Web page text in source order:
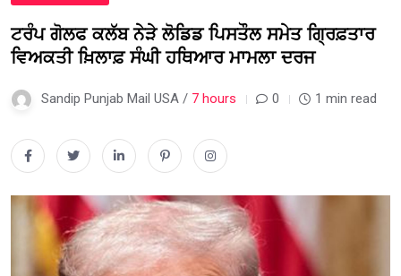
ਟਰੰਪ ਗੋਲਫ ਕਲੱਬ ਨੇੜੇ ਲੋਡਿਡ ਪਿਸਤੌਲ ਸਮੇਤ ਗ੍ਰਿਫ਼ਤਾਰ
ਵਿਅਕਤੀ ਖ਼ਿਲਾਫ਼ ਸੰਘੀ ਹਥਿਆਰ ਮਾਮਲਾ ਦਰਜ
Sandip Punjab Mail USA / 7 hours 0 1 min read